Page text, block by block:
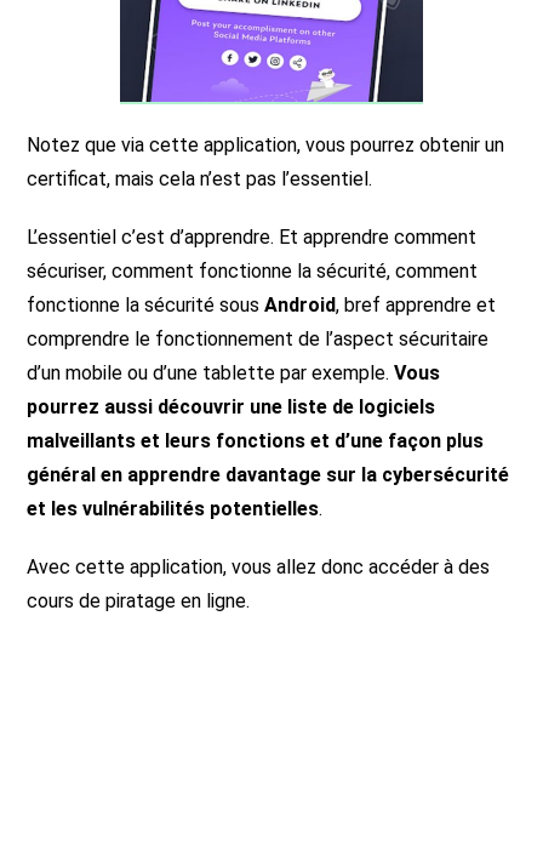
Notez que via cette application, vous pourrez obtenir un
certificat, mais cela n’est pas l’essentiel.
L’essentiel c’est d’apprendre. Et apprendre comment
sécuriser, comment fonctionne la sécurité, comment
fonctionne la sécurité sousAndroid, bref apprendre et
comprendre le fonctionnement de l’aspect sécuritaire
d’un mobile ou d’une tablette par exemple. Vous
pourrez aussi découvrir une liste de logiciels
malveillants et leurs fonctions et d’une façon plus
général en apprendre davantage sur la cybersécurité
et les vulnérabilités potentielles.
Avec cette application, vous allez donc accéder à des
cours de piratage en ligne.